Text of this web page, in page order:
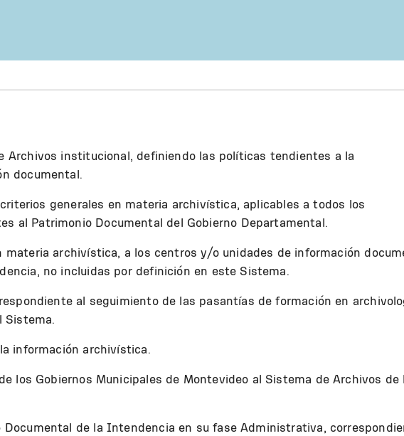
Archivos institucional, definiendo las políticas tendientes a la
documental.
generales en materia archivística, aplicables a todos los
al Patrimonio Documental del Gobierno Departamental.
materia archivística, a los centros y/o unidades de información
no incluidas por definición en este Sistema.
al seguimiento de las pasantías de formación en
Sistema.
información archivística.
los Gobiernos Municipales de Montevideo al Sistema de Archivos de
Documental de la Intendencia en su fase Administrativa,